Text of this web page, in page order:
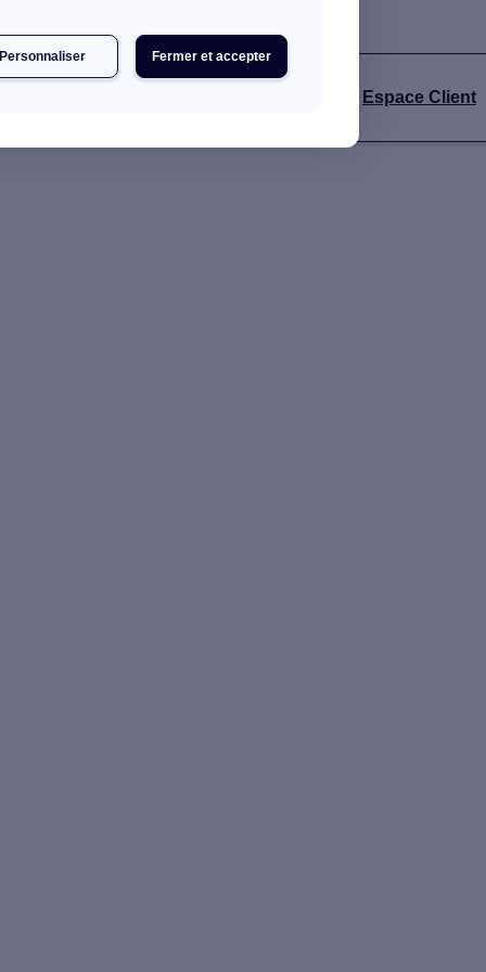
Fermer et accepter
Personnaliser
Espace Client